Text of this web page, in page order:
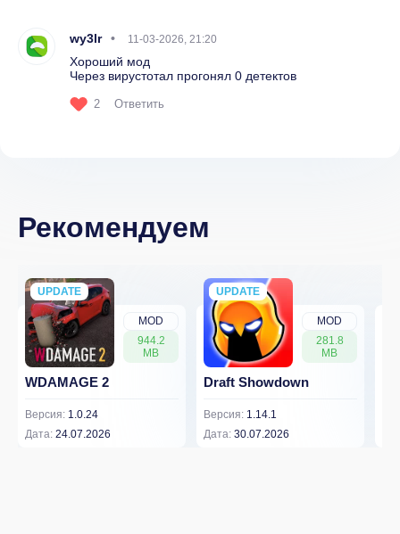
wy3lr 11-03-2026, 21:20
Хороший мод
Через вирустотал прогонял 0 детектов
2 Ответить
Рекомендуем
MOD
944.2
MB
UPDATE
NEW
WDAMAGE 2
Версия: 1.0.24
Дата: 24.07.2026
MOD
281.8
MB
UPDATE
NEW
Draft Showdown
Версия: 1.14.1
Дата: 30.07.2026